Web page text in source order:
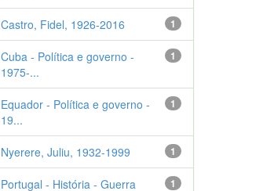
1
Castro, Fidel, 1926-2016
1
Cuba - Política e governo -
1975-...
1
Equador - Política e governo -
19...
1
Nyerere, Juliu, 1932-1999
1
Portugal - História - Guerra